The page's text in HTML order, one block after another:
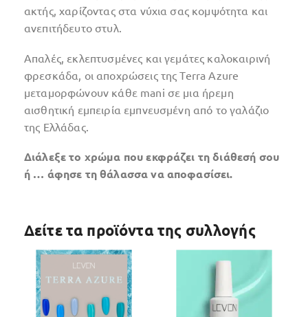
ακτής, χαρίζοντας στα νύχια σας κομψότητα και
ανεπιτήδευτο στυλ.
Απαλές, εκλεπτυσμένες και γεμάτες καλοκαιρινή
φρεσκάδα, οι αποχρώσεις της Terra Azure
μεταμορφώνουν κάθε mani σε μια ήρεμη
αισθητική εμπειρία εμπνευσμένη από το γαλάζιο
της Ελλάδας.
Διάλεξε το χρώμα που εκφράζει τη διάθεσή σου
ή … άφησε τη θάλασσα να αποφασίσει.
Δείτε τα προϊόντα της συλλογής